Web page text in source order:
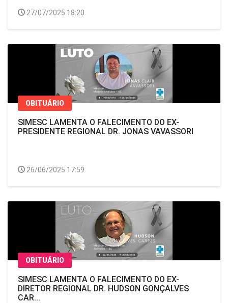
27/07/2025 18:20
OBITUÁRIO
SIMESC LAMENTA O FALECIMENTO DO EX-
PRESIDENTE REGIONAL DR. JONAS VAVASSORI
26/06/2025 17:59
OBITUÁRIO
SIMESC LAMENTA O FALECIMENTO DO EX-
DIRETOR REGIONAL DR. HUDSON GONÇALVES
CAR...